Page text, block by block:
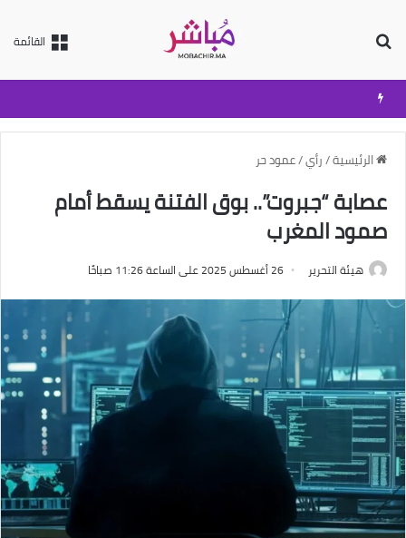
القائمة
الرئيسية/رأي/عمود حر
عصابة “جبروت”.. بوق الفتنة يسقط أمام
صمود المغرب
هيئة التحرير 26 أغسطس 2025 على الساعة 11:26 صباحًا